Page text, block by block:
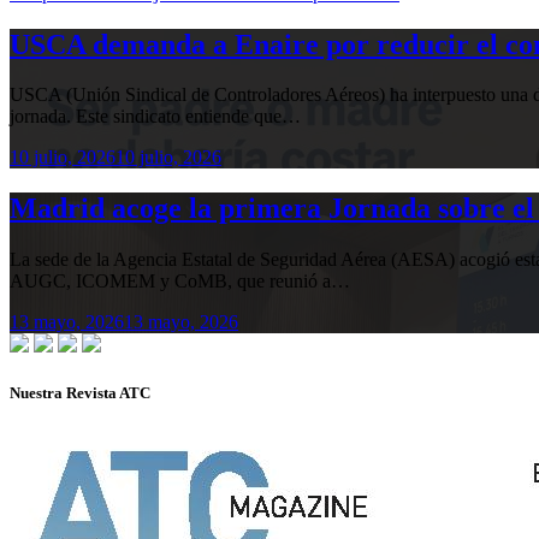
USCA demanda a Enaire por reducir el
USCA (Unión Sindical de Controladores Aéreos) ha interpuesto una
jornada. Este sindicato entiende que…
10 julio, 202610 julio, 2026
Madrid acoge la primera Jornada sobre
La sede de la Agencia Estatal de Seguridad Aérea (AESA) acogió
AUGC, ICOMEM y CoMB, que reunió a…
13 mayo, 202613 mayo, 2026
Nuestra Revista ATC